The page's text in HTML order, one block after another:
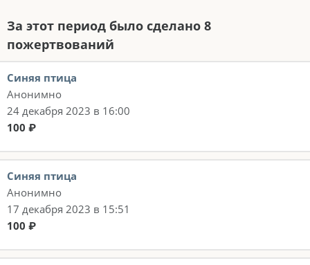
За этот период было сделано 8
пожертвований
Синяя птица
Анонимно
24 декабря 2023 в 16:00
100 ₽
Синяя птица
Анонимно
17 декабря 2023 в 15:51
100 ₽